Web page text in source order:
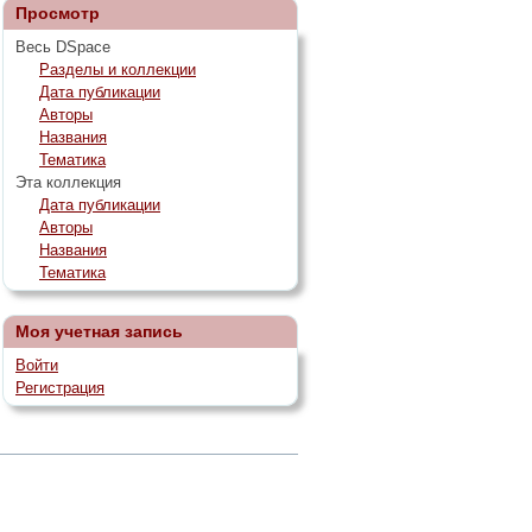
Просмотр
Весь DSpace
Разделы и коллекции
Дата публикации
Авторы
Названия
Тематика
Эта коллекция
Дата публикации
Авторы
Названия
Тематика
Моя учетная запись
Войти
Регистрация